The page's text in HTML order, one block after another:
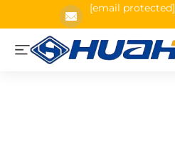
[email protected]